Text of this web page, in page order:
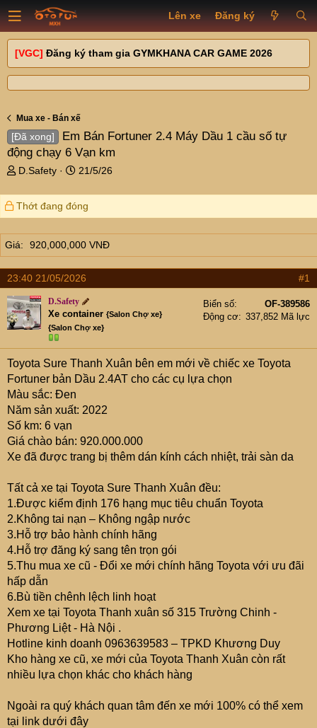
Lên xe Đăng ký
[VGC] Đăng ký tham gia GYMKHANA CAR GAME 2026
Mua xe - Bán xế
[Đã xong]
Em Bán Fortuner 2.4 Máy Dầu 1 cầu số tự
động chạy 6 Vạn km
T
r
e
d
s
a
r
t
e
r
D.Safety
N
à
y
ử
i
21/5/26
Thớt đang đóng
Giá 920,000,000 VNĐ
23:40 21/05/2026 #1
D.Safety
Xe container {Salon Chợ xe}
{Salon Chợ xe}
Biển số
OF-389586
Động cơ
337,852 Mã lực
Toyota Sure Thanh Xuân bên em mới về chiếc xe Toyota
Fortuner bản Dầu 2.4AT cho các cụ lựa chọn
Màu sắc: Đen
Năm sản xuất: 2022
Số km: 6 vạn
Giá chào bán: 920.000.000
Xe đã được trang bị thêm dán kính cách nhiệt, trải sàn da
Tất cả xe tại Toyota Sure Thanh Xuân đều:
1.Được kiểm định 176 hạng mục tiêu chuẩn Toyota
2.Không tai nạn – Không ngập nước
3.Hỗ trợ bảo hành chính hãng
4.Hỗ trợ đăng ký sang tên trọn gói
5.Thu mua xe cũ - Đổi xe mới chính hãng Toyota với ưu đãi
hấp dẫn
6.Bù tiền chênh lệch linh hoạt
Xem xe tại Toyota Thanh xuân số 315 Trường Chinh -
Phương Liệt - Hà Nội .
Hotline kinh doanh 0963639583 – TPKD Khương Duy
Kho hàng xe cũ, xe mới của Toyota Thanh Xuân còn rất
nhiều lựa chọn khác cho khách hàng
Ngoài ra quý khách quan tâm đến xe mới 100% có thể xem
tại link dưới đây